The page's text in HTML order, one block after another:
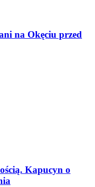
na Okęciu przed
Kapucyn o